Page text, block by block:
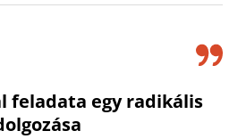
feladata egy radikális